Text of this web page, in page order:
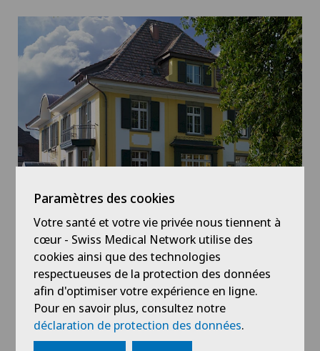
Vermietung Mietflächen
27.07.2026 Privatklinik Villa im Park
Paramètres des cookies
Votre santé et votre vie privée nous tiennent à
cœur - Swiss Medical Network utilise des
cookies ainsi que des technologies
respectueuses de la protection des données
afin d'optimiser votre expérience en ligne.
Pour en savoir plus, consultez notre
déclaration de protection des données.